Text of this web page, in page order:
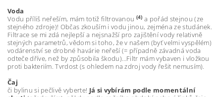
Voda
Vodu příliš neřeším, mám totiž filtrovanou (4) a pořád stejnou (ze
stejného zdroje)! Občas zkouším i vodu jinou, zejména ze studánek.
Filtrace se mi zdá nejlepší a nejsnažší pro zajištění vody relativně
stejných parametrů, vědom si toho, že v našem (byť velmi vyspělém)
vodárenství se drobné havárie neřeší (= případně závadná voda
odteče dříve, než by způsobila škodu)…Filtr mám vybaven i vložkou
proti bakteriím. Tvrdost (s ohledem na zdroj vody řešit nemusím).
Čaj
či bylinu si pečlivě vyberte! Já si vybírám podle momentální